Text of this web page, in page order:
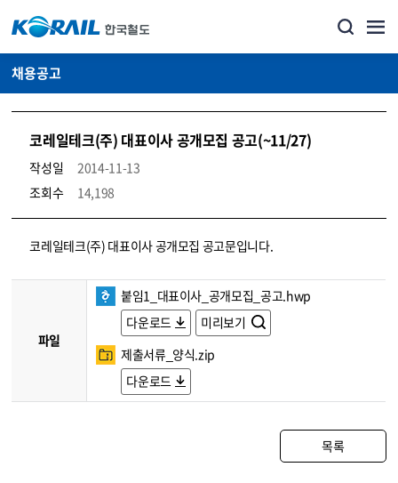
채용공고
코레일테크(주) 대표이사 공개모집 공고(~11/27)
작성일
2014-11-13
조회수
14,198
코레일소개_경영공시_채용공고 상세보기 – 내용, 파일, 담당자 연락처로 구성
코레일테크(주) 대표이사 공개모집 공고문입니다.
파일
붙임1_대표이사_공개모집_공고.hwp
다운로드
미리보기
제출서류_양식.zip
다운로드
목록